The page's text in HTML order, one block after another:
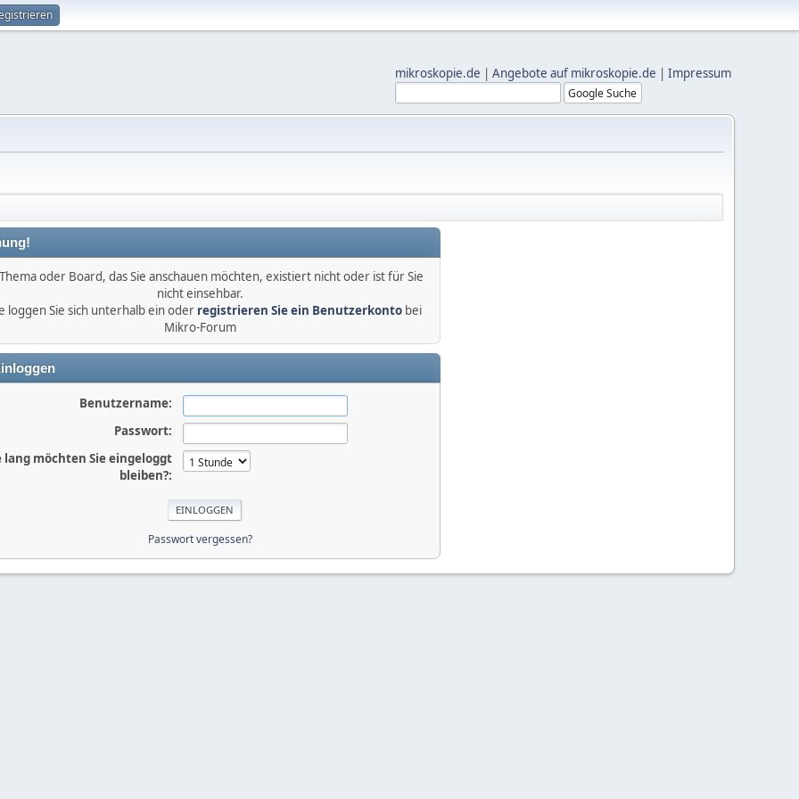
mikroskopie.de | Angebote auf mikroskopie.de | Impressum
oder Board, das Sie anschauen möchten, existiert nicht oder ist für Sie
nicht einsehbar.
loggen Sie sich unterhalb ein oder registrieren Sie ein Benutzerkontobei
Mikro-Forum
Benutzername:
Passwort:
lang möchten Sie eingeloggt
bleiben?:
Passwort vergessen?